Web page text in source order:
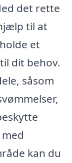
det rette
til at
et
dit behov.
såsom
kan du